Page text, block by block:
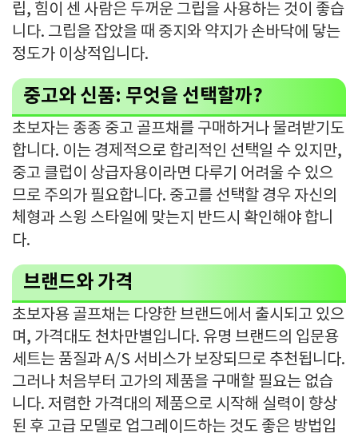
립, 힘이 센 사람은 두꺼운 그립을 사용하는 것이 좋습
니다. 그립을 잡았을 때 중지와 약지가 손바닥에 닿는
정도가 이상적입니다.
중고와 신품: 무엇을 선택할까?
초보자는 종종 중고 골프채를 구매하거나 물려받기도
합니다. 이는 경제적으로 합리적인 선택일 수 있지만,
중고 클럽이 상급자용이라면 다루기 어려울 수 있으
므로 주의가 필요합니다. 중고를 선택할 경우 자신의
체형과 스윙 스타일에 맞는지 반드시 확인해야 합니
다.
브랜드와 가격
초보자용 골프채는 다양한 브랜드에서 출시되고 있으
며, 가격대도 천차만별입니다. 유명 브랜드의 입문용
세트는 품질과 A/S 서비스가 보장되므로 추천됩니다.
그러나 처음부터 고가의 제품을 구매할 필요는 없습
니다. 저렴한 가격대의 제품으로 시작해 실력이 향상
된 후 고급 모델로 업그레이드하는 것도 좋은 방법입